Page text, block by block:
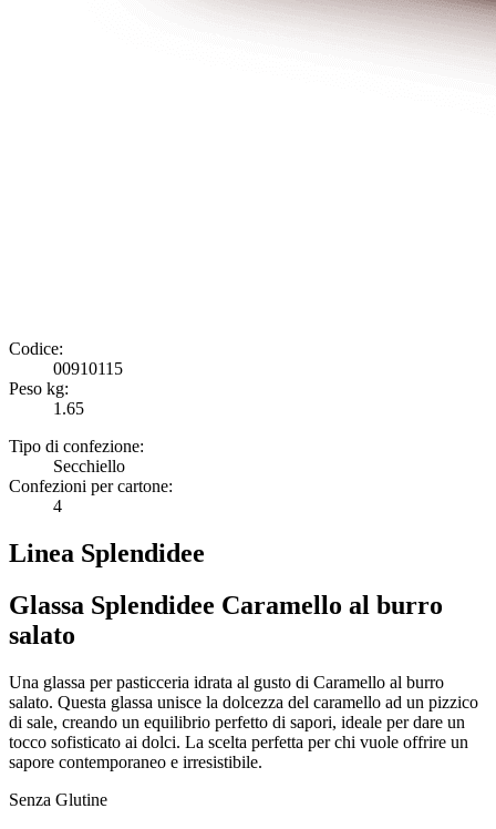
Codice:
00910115
Peso kg:
1.65
Tipo di confezione:
Secchiello
Confezioni per cartone:
4
Linea Splendidee
Glassa Splendidee Caramello al burro
salato
Una glassa per pasticceria idrata al gusto di Caramello al burro
salato. Questa glassa unisce la dolcezza del caramello ad un pizzico
di sale, creando un equilibrio perfetto di sapori, ideale per dare un
tocco sofisticato ai dolci. La scelta perfetta per chi vuole offrire un
sapore contemporaneo e irresistibile.
Senza Glutine